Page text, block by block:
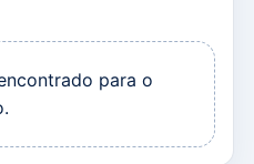
para o